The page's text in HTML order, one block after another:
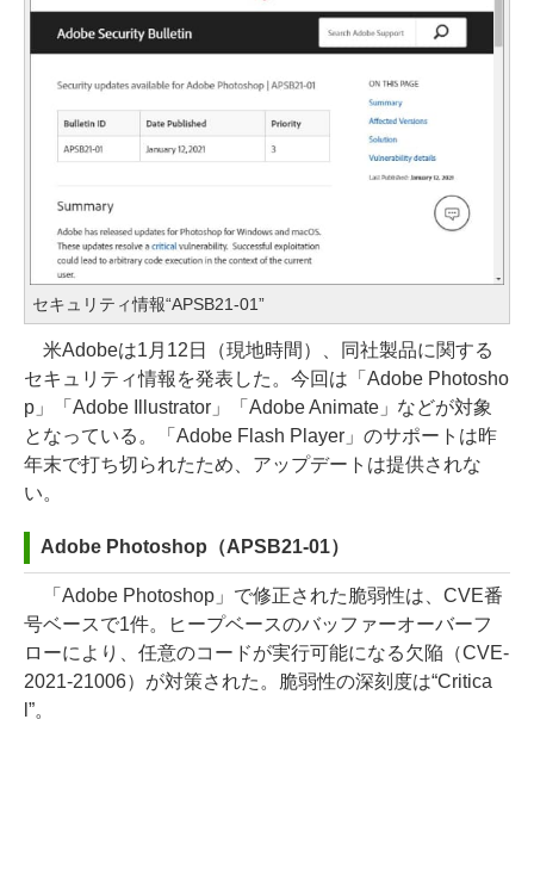
セキュリティ情報“APSB21-01”
米Adobeは1月12日（現地時間）、同社製品に関する
セキュリティ情報を発表した。今回は「Adobe Photosho
p」「Adobe Illustrator」「Adobe Animate」などが対象
となっている。「Adobe Flash Player」のサポートは昨
年末で打ち切られたため、アップデートは提供されな
い。
Adobe Photoshop（APSB21-01）
「Adobe Photoshop」で修正された脆弱性は、CVE番
号ベースで1件。ヒープベースのバッファーオーバーフ
ローにより、任意のコードが実行可能になる欠陥（CVE-
2021-21006）が対策された。脆弱性の深刻度は“Critica
l”。